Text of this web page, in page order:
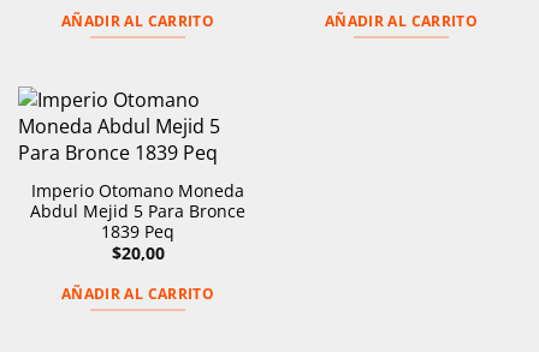
AÑADIR AL CARRITO AÑADIR AL CARRITO
Imperio Otomano Moneda
Abdul Mejid 5 Para Bronce
1839 Peq
$20,00
AÑADIR AL CARRITO